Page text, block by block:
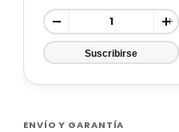
- +
ENVÍO Y GARANTÍA